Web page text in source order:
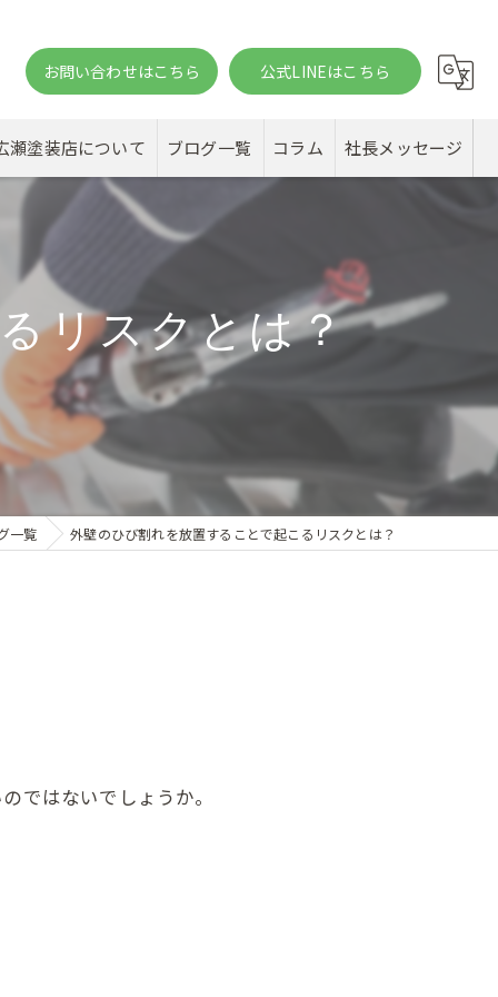
お問い合わせはこちら 公式LINEはこちら
瀬塗装店について ブログ一覧 コラム 社長メッセージ
リスクとは？
一覧 外壁のひび割れを放置することで起こるリスクとは？
ではないでしょうか。